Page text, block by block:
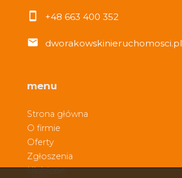
+48 663 400 352
dworakowskinieruchomosci.pl
menu
Strona główna
O firmie
Oferty
Zgłoszenia
Ulubione